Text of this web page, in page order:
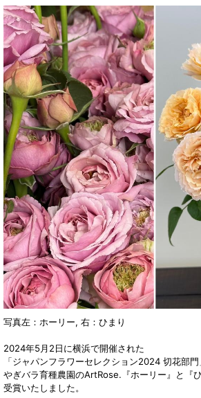
写真左：ホーリー, 右：ひまり
2024年5月2日に横浜で開催された
「ジャパンフラワーセレクション2024 切花部門
やぎバラ育種農園のArtRose.『ホーリー』と『
受賞いたしました。